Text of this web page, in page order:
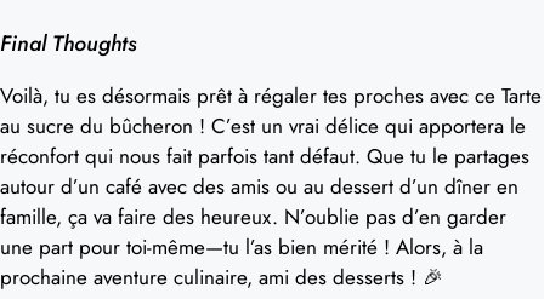
Final Thoughts
Voilà, tu es désormais prêt à régaler tes proches avec ce Tarte
au sucre du bûcheron ! C’est un vrai délice qui apportera le
réconfort qui nous fait parfois tant défaut. Que tu le partages
autour d’un café avec des amis ou au dessert d’un dîner en
famille, ça va faire des heureux. N’oublie pas d’en garder
une part pour toi-même—tu l’as bien mérité ! Alors, à la
prochaine aventure culinaire, ami des desserts ! 🎉